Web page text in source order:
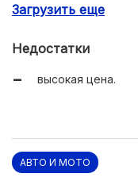
богатая
Загрузить еще
Недостатки
высокая цена.
АВТО И МОТО